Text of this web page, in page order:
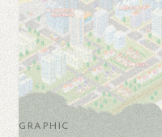
GRAPHIC